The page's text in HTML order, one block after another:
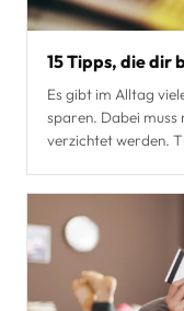
15 Tipps, die dir
Es gibt im Alltag
sparen. Dabei
verzichtet werden.